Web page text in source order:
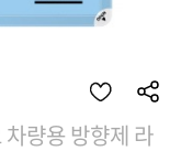
량용 방향제 라